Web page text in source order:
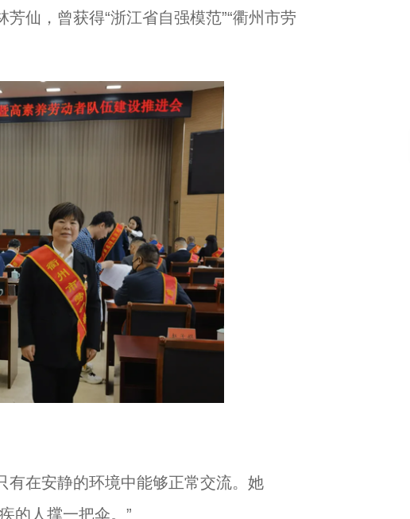
仙，曾获得“浙江省自强模范”“衢州市劳
在安静的环境中能够正常交流。她
的人撑一把伞。”